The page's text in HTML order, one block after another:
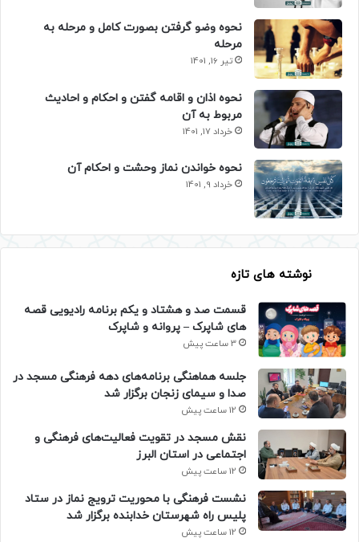
نحوه وضو گرفتن بصورت کامل و مرحله به
مرحله
تیر 16, 1401
نحوه اذان و اقامه گفتن و احکام و احادیث
مربوط به آن
خرداد 17, 1401
نحوه خواندن نماز وحشت و احکام آن
خرداد 9, 1401
نوشته های تازه
قسمت صد و هشتاد و یکم برنامه رادیویی قصه
های شاپرک – پروانه و شاپرک
3 ساعت پیش
جلسه هماهنگی برنامه‌های دهه فرهنگی مسجد در
صدا و سیمای زنجان برگزار شد
12 ساعت پیش
نقش مسجد در تقویت فعالیت‌های فرهنگی و
اجتماعی در استان البرز
12 ساعت پیش
نشست فرهنگی با محوریت ترویج نماز در ستاد
پلیس راه شهرستان خدابنده برگزار شد
12 ساعت پیش